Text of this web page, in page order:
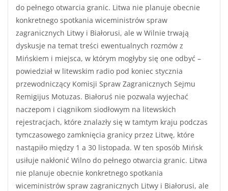
do pełnego otwarcia granic. Litwa nie planuje obecnie
konkretnego spotkania wiceministrów spraw
zagranicznych Litwy i Białorusi, ale w Wilnie trwają
dyskusje na temat treści ewentualnych rozmów z
Mińskiem i miejsca, w którym mogłyby się one odbyć –
powiedział w litewskim radio pod koniec stycznia
przewodniczący Komisji Spraw Zagranicznych Sejmu
Remigijus Motuzas. Białoruś nie pozwala wyjechać
naczepom i ciągnikom siodłowym na litewskich
rejestracjach, które znalazły się w tamtym kraju podczas
tymczasowego zamknięcia granicy przez Litwę, które
nastąpiło między 1 a 30 listopada. W ten sposób Mińsk
usiłuje nakłonić Wilno do pełnego otwarcia granic. Litwa
nie planuje obecnie konkretnego spotkania
wiceministrów spraw zagranicznych Litwy i Białorusi, ale